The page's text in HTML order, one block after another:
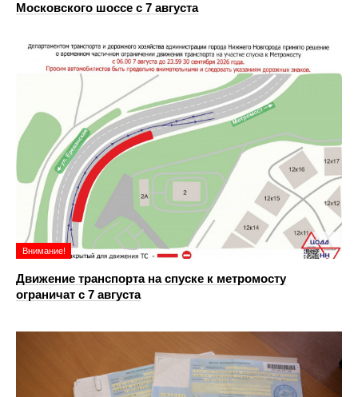
Московского шоссе с 7 августа
Внимание!
Движение транспорта на спуске к метромосту
ограничат с 7 августа